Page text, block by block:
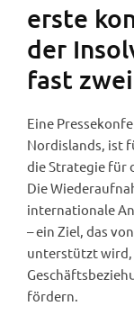
erste
der
fast
Eine
Nordislands, ist
die Strategie für
Die
internationale
– ein Ziel, das
unterstützt wird,
fördern.